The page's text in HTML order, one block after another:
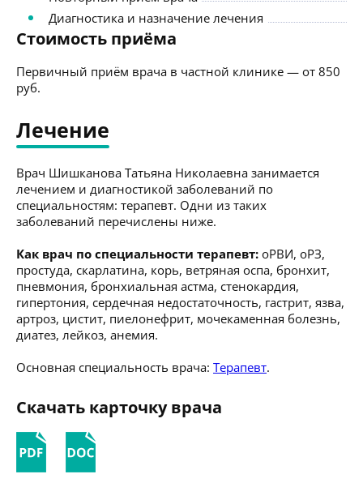
Диагностика и назначение лечения
Стоимость приёма
Первичный приём врача в частной клинике — от 850
руб.
Лечение
Врач Шишканова Татьяна Николаевна занимается
лечением и диагностикой заболеваний по
специальностям: терапевт. Одни из таких
заболеваний перечислены ниже.
Как врач по специальности терапевт: оРВИ, оРЗ,
простуда, скарлатина, корь, ветряная оспа, бронхит,
пневмония, бронхиальная астма, стенокардия,
гипертония, сердечная недостаточность, гастрит, язва,
артроз, цистит, пиелонефрит, мочекаменная болезнь,
диатез, лейкоз, анемия.
Основная специальность врача: Терапевт.
Скачать карточку врача